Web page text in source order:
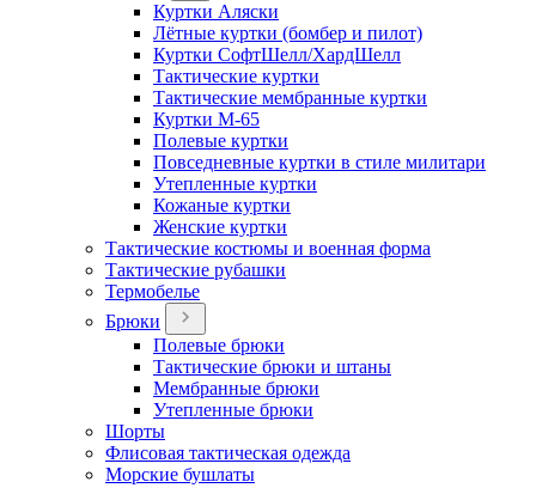
Куртки Аляски
Лётные куртки (бомбер и пилот)
Куртки СофтШелл/ХардШелл
Тактические куртки
Тактические мембранные куртки
Куртки М-65
Полевые куртки
Повседневные куртки в стиле милитари
Утепленные куртки
Кожаные куртки
Женские куртки
Тактические костюмы и военная форма
Тактические рубашки
Термобелье
Брюки
Полевые брюки
Тактические брюки и штаны
Мембранные брюки
Утепленные брюки
Шорты
Флисовая тактическая одежда
Морские бушлаты